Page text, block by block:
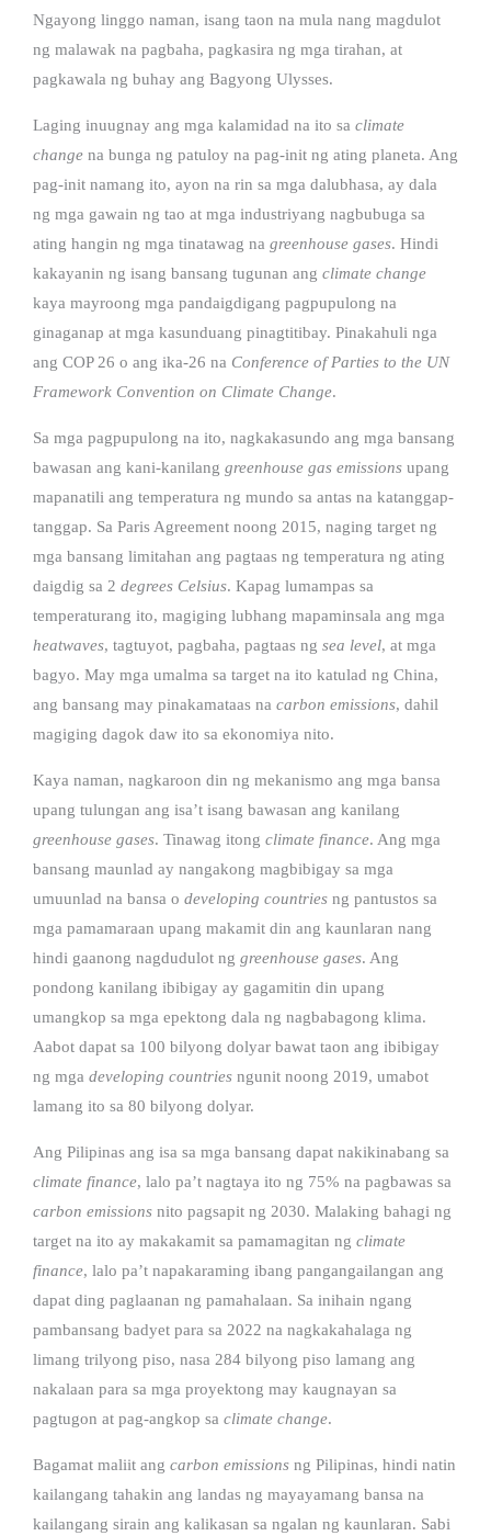
Ngayong linggo naman, isang taon na mula nang magdulot
ng malawak na pagbaha, pagkasira ng mga tirahan, at
pagkawala ng buhay ang Bagyong Ulysses.
Laging inuugnay ang mga kalamidad na ito sa climate
change na bunga ng patuloy na pag-init ng ating planeta. Ang
pag-init namang ito, ayon na rin sa mga dalubhasa, ay dala
ng mga gawain ng tao at mga industriyang nagbubuga sa
ating hangin ng mga tinatawag na greenhouse gases. Hindi
kakayanin ng isang bansang tugunan ang climate change
kaya mayroong mga pandaigdigang pagpupulong na
ginaganap at mga kasunduang pinagtitibay. Pinakahuli nga
ang COP 26 o ang ika-26 na Conference of Parties to the UN
Framework Convention on Climate Change.
Sa mga pagpupulong na ito, nagkakasundo ang mga bansang
bawasan ang kani-kanilang greenhouse gas emissions upang
mapanatili ang temperatura ng mundo sa antas na katanggap-
tanggap. Sa Paris Agreement noong 2015, naging target ng
mga bansang limitahan ang pagtaas ng temperatura ng ating
daigdig sa 2 degrees Celsius. Kapag lumampas sa
temperaturang ito, magiging lubhang mapaminsala ang mga
heatwaves, tagtuyot, pagbaha, pagtaas ng sea level, at mga
bagyo. May mga umalma sa target na ito katulad ng China,
ang bansang may pinakamataas na carbon emissions, dahil
magiging dagok daw ito sa ekonomiya nito.
Kaya naman, nagkaroon din ng mekanismo ang mga bansa
upang tulungan ang isa’t isang bawasan ang kanilang
greenhouse gases. Tinawag itong climate finance. Ang mga
bansang maunlad ay nangakong magbibigay sa mga
umuunlad na bansa o developing countries ng pantustos sa
mga pamamaraan upang makamit din ang kaunlaran nang
hindi gaanong nagdudulot ng greenhouse gases. Ang
pondong kanilang ibibigay ay gagamitin din upang
umangkop sa mga epektong dala ng nagbabagong klima.
Aabot dapat sa 100 bilyong dolyar bawat taon ang ibibigay
ng mga developing countries ngunit noong 2019, umabot
lamang ito sa 80 bilyong dolyar.
Ang Pilipinas ang isa sa mga bansang dapat nakikinabang sa
climate finance, lalo pa’t nagtaya ito ng 75% na pagbawas sa
carbon emissions nito pagsapit ng 2030. Malaking bahagi ng
target na ito ay makakamit sa pamamagitan ng climate
finance, lalo pa’t napakaraming ibang pangangailangan ang
dapat ding paglaanan ng pamahalaan. Sa inihain ngang
pambansang badyet para sa 2022 na nagkakahalaga ng
limang trilyong piso, nasa 284 bilyong piso lamang ang
nakalaan para sa mga proyektong may kaugnayan sa
pagtugon at pag-angkop sa climate change.
Bagamat maliit ang carbon emissions ng Pilipinas, hindi natin
kailangang tahakin ang landas ng mayayamang bansa na
kailangang sirain ang kalikasan sa ngalan ng kaunlaran. Sabi